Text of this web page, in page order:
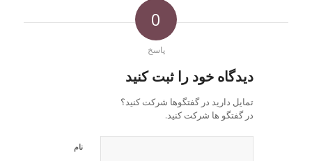
0
پاسخ
دیدگاه خود را ثبت کنید
تمایل دارید در گفتگوها شرکت کنید؟
در گفتگو ها شرکت کنید.
نام